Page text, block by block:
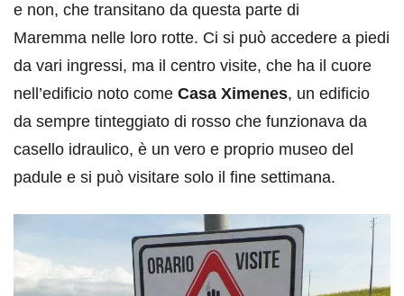
e non, che transitano da questa parte di
Maremma nelle loro rotte. Ci si può accedere a piedi
da vari ingressi, ma il centro visite, che ha il cuore
nell’edificio noto come Casa Ximenes, un edificio
da sempre tinteggiato di rosso che funzionava da
casello idraulico, è un vero e proprio museo del
padule e si può visitare solo il fine settimana.